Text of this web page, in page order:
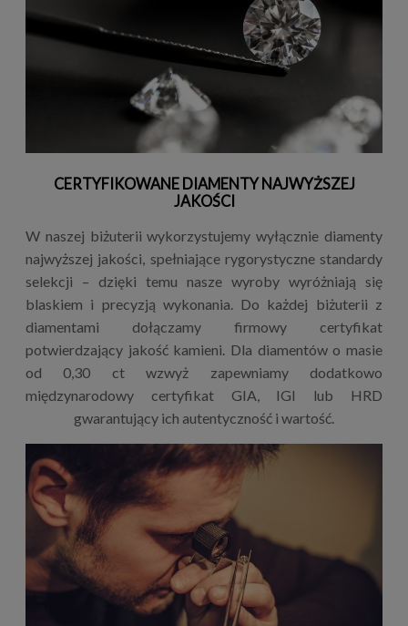
CERTYFIKOWANE DIAMENTY NAJWYŻSZEJ
JAKOŚCI
W naszej biżuterii wykorzystujemy wyłącznie diamenty
najwyższej jakości, spełniające rygorystyczne standardy
selekcji – dzięki temu nasze wyroby wyróżniają się
blaskiem i precyzją wykonania. Do każdej biżuterii z
diamentami dołączamy firmowy certyfikat
potwierdzający jakość kamieni. Dla diamentów o masie
od 0,30 ct wzwyż zapewniamy dodatkowo
międzynarodowy certyfikat GIA, IGI lub HRD
gwarantujący ich autentyczność i wartość.